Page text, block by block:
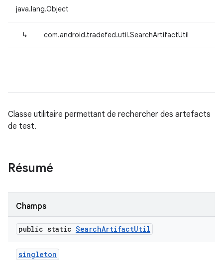
java.lang.Object
↳ com.android.tradefed.util.SearchArtifactUtil
Classe utilitaire permettant de rechercher des artefacts
de test.
Résumé
Champs
public static SearchArtifactUtil
singleton